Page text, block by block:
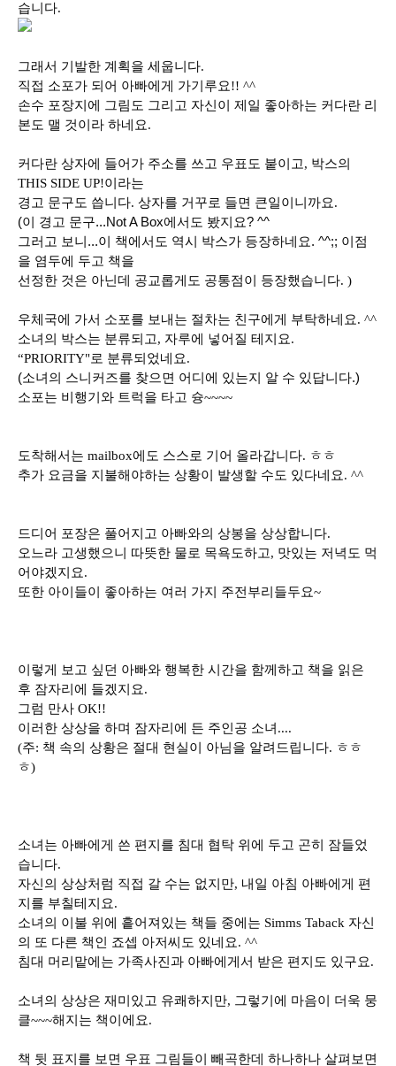
습니다.
그래서 기발한 계획을 세웁니다.
직접 소포가 되어 아빠에게 가기루요!! ^^
손수 포장지에 그림도 그리고 자신이 제일 좋아하는 커다란 리
본도 맬 것이라 하네요.
커다란 상자에 들어가 주소를 쓰고 우표도 붙이고, 박스의
THIS SIDE UP!이라는
경고 문구도 씁니다. 상자를 거꾸로 들면 큰일이니까요.
(이 경고 문구...Not A Box에서도 봤지요? ^^
그러고 보니...이 책에서도 역시 박스가 등장하네요. ^^;; 이점
을 염두에 두고 책을
선정한 것은 아닌데 공교롭게도 공통점이 등장했습니다. )
우체국에 가서 소포를 보내는 절차는 친구에게 부탁하네요. ^^
소녀의 박스는 분류되고, 자루에 넣어질 테지요.
“PRIORITY"로 분류되었네요.
(소녀의 스니커즈를 찾으면 어디에 있는지 알 수 있답니다.)
소포는 비행기와 트럭을 타고 슝~~~~
도착해서는 mailbox에도 스스로 기어 올라갑니다. ㅎㅎ
추가 요금을 지불해야하는 상황이 발생할 수도 있다네요. ^^
드디어 포장은 풀어지고 아빠와의 상봉을 상상합니다.
오느라 고생했으니 따뜻한 물로 목욕도하고, 맛있는 저녁도 먹
어야겠지요.
또한 아이들이 좋아하는 여러 가지 주전부리들두요~
이렇게 보고 싶던 아빠와 행복한 시간을 함께하고 책을 읽은
후 잠자리에 들겠지요.
그럼 만사 OK!!
이러한 상상을 하며 잠자리에 든 주인공 소녀....
(주: 책 속의 상황은 절대 현실이 아님을 알려드립니다. ㅎㅎ
ㅎ)
소녀는 아빠에게 쓴 편지를 침대 협탁 위에 두고 곤히 잠들었
습니다.
자신의 상상처럼 직접 갈 수는 없지만, 내일 아침 아빠에게 편
지를 부칠테지요.
소녀의 이불 위에 흩어져있는 책들 중에는 Simms Taback 자신
의 또 다른 책인 죠셉 아저씨도 있네요. ^^
침대 머리맡에는 가족사진과 아빠에게서 받은 편지도 있구요.
소녀의 상상은 재미있고 유쾌하지만, 그렇기에 마음이 더욱 뭉
클~~~해지는 책이에요.
책 뒷 표지를 보면 우표 그림들이 빼곡한데 하나하나 살펴보면